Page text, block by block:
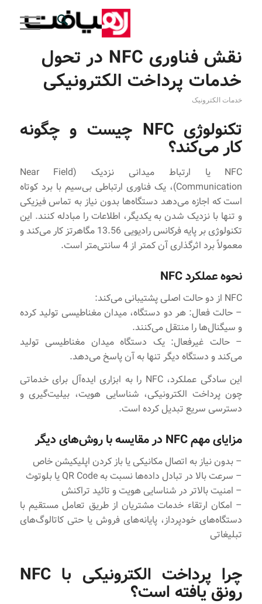
نقش فناوری NFC در تحول
خدمات پرداخت الکترونیکی
خدمات الکترونیک
تکنولوژی NFC چیست و چگونه
کار می‌کند؟
NFC یا ارتباط میدانی نزدیک (Near Field
Communication)، یک فناوری ارتباطی بی‌سیم با برد کوتاه
است که اجازه می‌دهد دستگاه‌ها بدون نیاز به تماس فیزیکی
و تنها با نزدیک شدن به یکدیگر، اطلاعات را مبادله کنند. این
تکنولوژی بر پایه فرکانس رادیویی 13.56 مگاهرتز کار می‌کند و
معمولاً برد اثرگذاری آن کمتر از 4 سانتی‌متر است.
نحوه عملکرد NFC
NFC از دو حالت اصلی پشتیبانی می‌کند:
– حالت فعال: هر دو دستگاه، میدان مغناطیسی تولید کرده
و سیگنال‌ها را منتقل می‌کنند.
– حالت غیرفعال: یک دستگاه میدان مغناطیسی تولید
می‌کند و دستگاه دیگر تنها به آن پاسخ می‌دهد.
این سادگی عملکرد، NFC را به ابزاری ایده‌آل برای خدماتی
چون پرداخت الکترونیکی، شناسایی هویت، بیلیت‌گیری و
دسترسی سریع تبدیل کرده است.
مزایای مهم NFC در مقایسه با روش‌های دیگر
– بدون نیاز به اتصال مکانیکی یا باز کردن اپلیکیشن خاص
– سرعت بالا در تبادل داده‌ها نسبت به QR Code یا بلوتوث
– امنیت بالاتر در شناسایی هویت و تائید تراکنش
– امکان ارتقاء خدمات مشتریان از طریق تعامل مستقیم با
دستگاه‌های خودپرداز، پایانه‌های فروش یا حتی کاتالوگ‌های
تبلیغاتی
چرا پرداخت الکترونیکی با NFC
رونق یافته است؟